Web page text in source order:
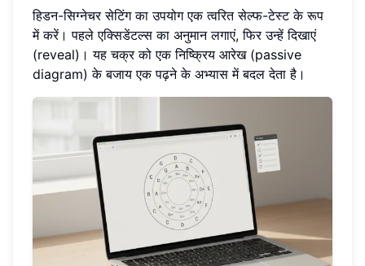
हिडन-सिग्नेचर सेटिंग का उपयोग एक त्वरित सेल्फ-टेस्ट के रूप
में करें। पहले एक्सिडेंटल्स का अनुमान लगाएं, फिर उन्हें दिखाएं
(reveal)। यह चक्र को एक निष्क्रिय आरेख (passive
diagram) के बजाय एक पढ़ने के अभ्यास में बदल देता है।